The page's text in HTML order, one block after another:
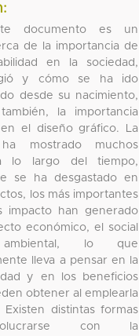
documento es un
de la importancia de
en la sociedad,
y cómo se ha ido
desde su nacimiento,
la importancia
el diseño gráfico. La
mostrado muchos
lo largo del tiempo,
se ha desgastado en
los más importantes
impacto han generado
económico, el social
lo que
lleva a pensar en la
y en los beneficios
obtener al emplearla
distintas formas
con la